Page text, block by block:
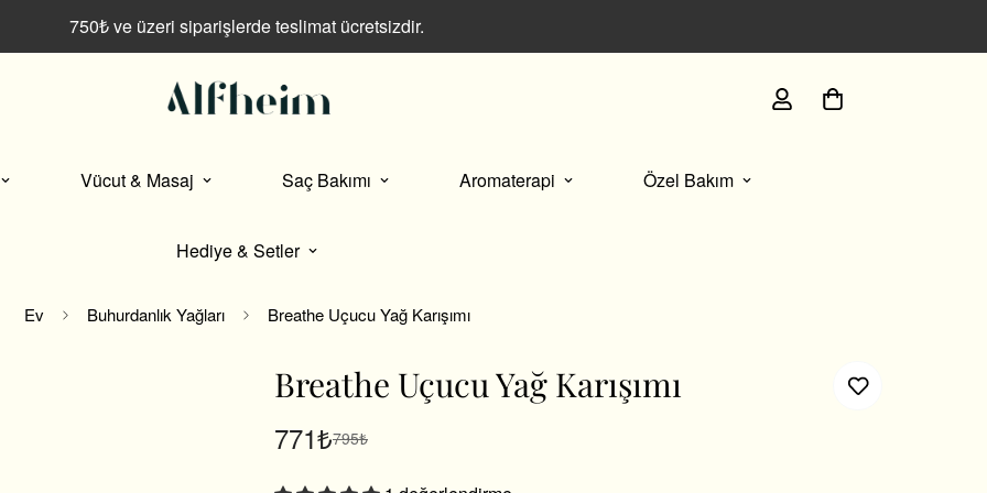
750₺ ve üzeri siparişlerde teslimat ücretsizdir.
Vücut & Masaj Saç Bakımı Aromaterapi Özel Bakım
Hediye & Setler
Ev Buhurdanlık Yağları Breathe Uçucu Yağ Karışımı
Breathe Uçucu Yağ Karışımı
Satış
771₺
Normal795₺